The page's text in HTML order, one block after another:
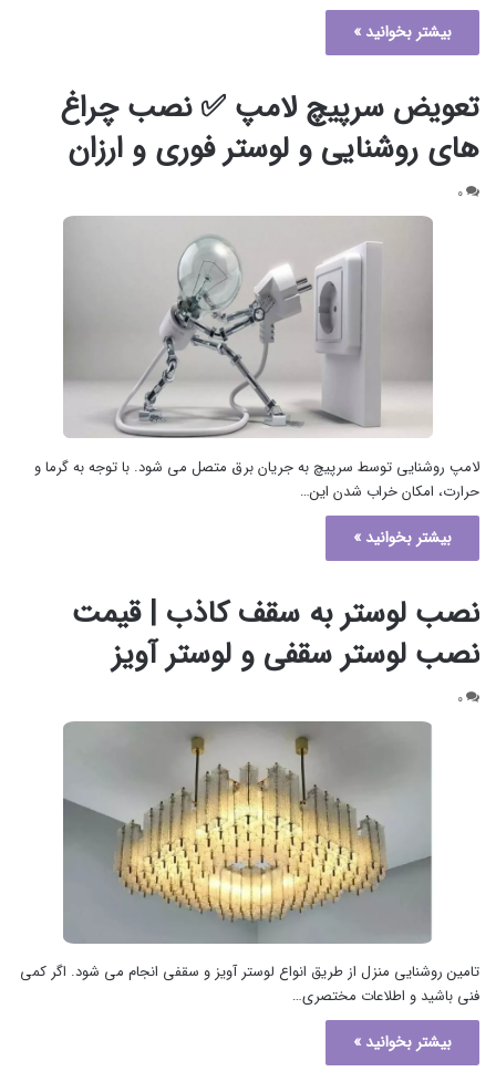
بیشتر بخوانید »
تعویض سرپیچ لامپ ✅ نصب چراغ
های روشنایی و لوستر فوری و ارزان
۰
لامپ روشنایی توسط سرپیچ به جریان برق متصل می شود. با توجه به گرما و
حرارت، امکان خراب شدن این…
بیشتر بخوانید »
نصب لوستر به سقف کاذب | قیمت
نصب لوستر سقفی و لوستر آویز
۰
تامین روشنایی منزل از طریق انواع لوستر آویز و سقفی انجام می شود. اگر کمی
فنی باشید و اطلاعات مختصری…
بیشتر بخوانید »